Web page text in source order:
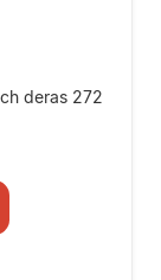
deras 272